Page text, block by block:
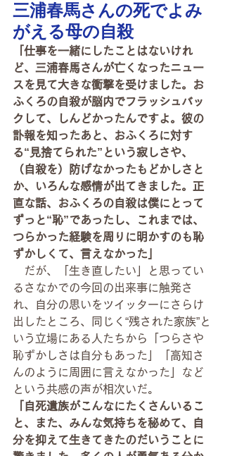
三浦春馬さんの死でよみ
がえる母の自殺
「仕事を一緒にしたことはないけれ
ど、三浦春馬さんが亡くなったニュー
スを見て大きな衝撃を受けました。お
ふくろの自殺が脳内でフラッシュバッ
クして、しんどかったんですよ。彼の
訃報を知ったあと、おふくろに対す
る“見捨てられた”という寂しさや、
（自殺を）防げなかったもどかしさと
か、いろんな感情が出てきました。正
直な話、おふくろの自殺は僕にとって
ずっと“恥”であったし、これまでは、
つらかった経験を周りに明かすのも恥
ずかしくて、言えなかった」
だが、「生き直したい」と思ってい
るさなかでの今回の出来事に触発さ
れ、自分の思いをツイッターにさらけ
出したところ、同じく“残された家族”と
いう立場にある人たちから「つらさや
恥ずかしさは自分もあった」「高知さ
んのように周囲に言えなかった」など
という共感の声が相次いだ。
「自死遺族がこんなにたくさんいるこ
と、また、みんな気持ちを秘めて、自
分を抑えて生きてきたのだいうことに